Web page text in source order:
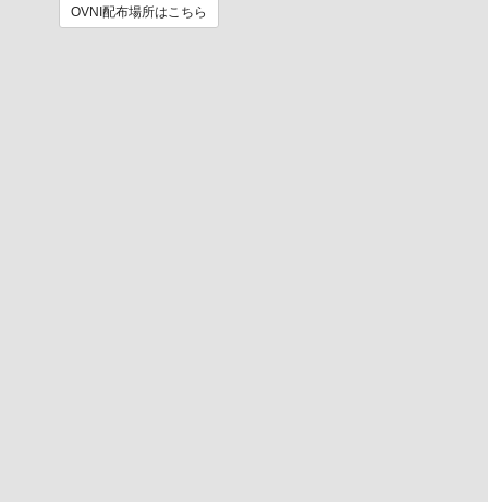
OVNI配布場所はこちら